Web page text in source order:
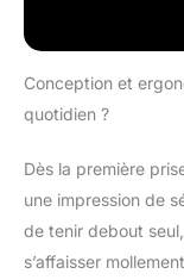
Conception et
quotidien ?
Dès la première
une impression de
de tenir debout
s’affaisser